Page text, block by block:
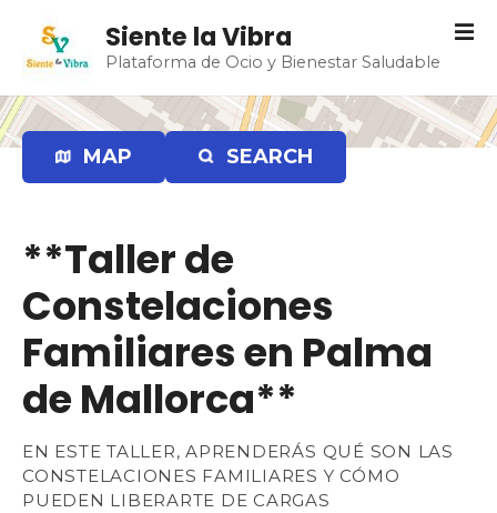
t
a
r
Siente la Vibra
Plataforma de Ocio y Bienestar Saludable
MAP SEARCH
**Taller de
Constelaciones
Familiares en Palma
de Mallorca**
EN ESTE TALLER, APRENDERÁS QUÉ SON LAS
CONSTELACIONES FAMILIARES Y CÓMO
PUEDEN LIBERARTE DE CARGAS